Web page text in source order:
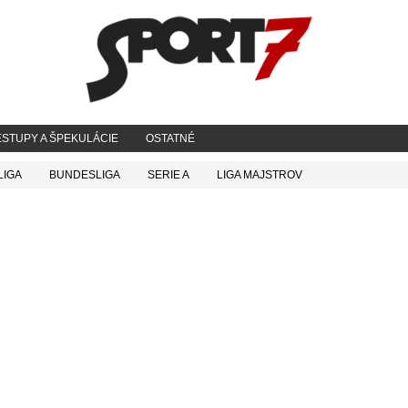
A ŠPEKULÁCIE OSTATNÉ
BUNDESLIGA SERIE A LIGA MAJSTROV